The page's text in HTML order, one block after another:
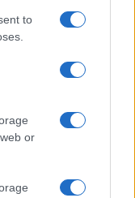
to
or
la recente
scenario and
ben il 64%
con
quelle di
a creare